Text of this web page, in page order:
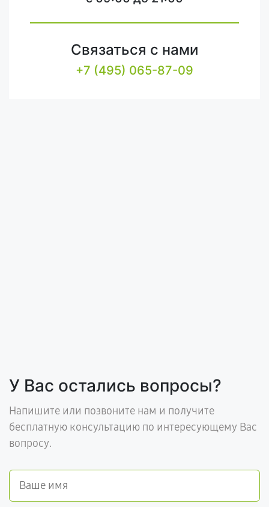
Связаться с нами
+7 (495) 065-87-09
У Вас остались вопросы?
Напишите или позвоните нам и получите
бесплатную консультацию по интересующему Вас
вопросу.